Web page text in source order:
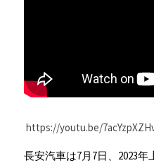
https://youtu.be/
長安汽車は7月7日、2023